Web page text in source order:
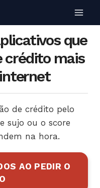
que
crédito mais
de crédito pelo
sujo ou o score
na hora.
AO PEDIR O